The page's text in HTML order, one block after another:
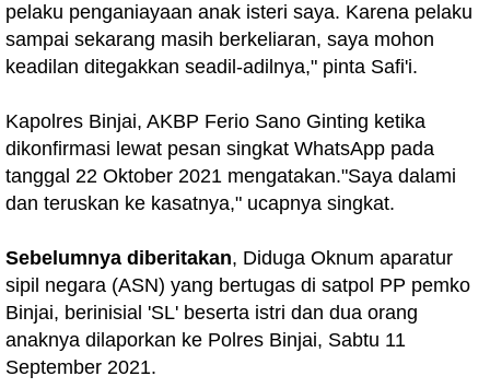
pelaku penganiayaan anak isteri saya. Karena pelaku
sampai sekarang masih berkeliaran, saya mohon
keadilan ditegakkan seadil-adilnya," pinta Safi'i.
Kapolres Binjai, AKBP Ferio Sano Ginting ketika
dikonfirmasi lewat pesan singkat WhatsApp pada
tanggal 22 Oktober 2021 mengatakan."Saya dalami
dan teruskan ke kasatnya," ucapnya singkat.
Sebelumnya diberitakan, Diduga Oknum aparatur
sipil negara (ASN) yang bertugas di satpol PP pemko
Binjai, berinisial 'SL' beserta istri dan dua orang
anaknya dilaporkan ke Polres Binjai, Sabtu 11
September 2021.